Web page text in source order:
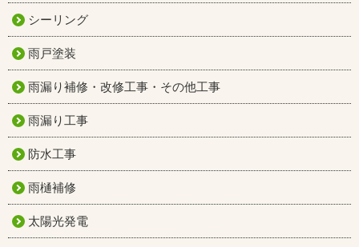
シーリング
雨戸塗装
雨漏り補修・改修工事・その他工事
雨漏り工事
防水工事
雨樋補修
太陽光発電